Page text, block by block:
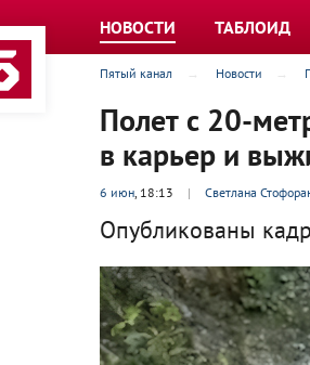
НОВОСТИ ТАБЛОИД
Пятый канал Новости
Полет с 20-
в карьер и
6 июн, 18:13 | Светлана
Опубликованы